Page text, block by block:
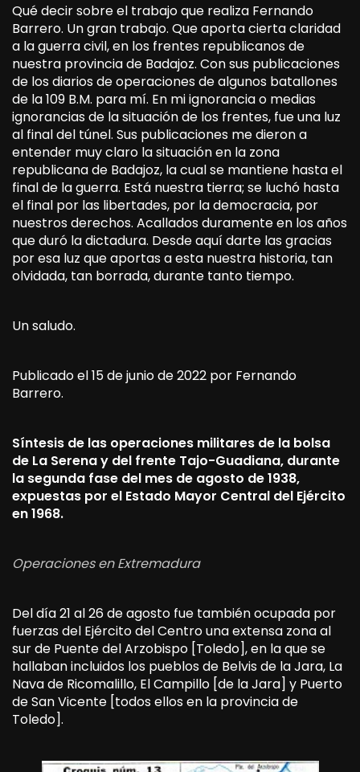
Qué decir sobre el trabajo que realiza Fernando
Barrero. Un gran trabajo. Que aporta cierta claridad
a la guerra civil, en los frentes republicanos de
nuestra provincia de Badajoz. Con sus publicaciones
de los diarios de operaciones de algunos batallones
de la 109 B.M. para mí. En mi ignorancia o medias
ignorancias de la situación de los frentes, fue una luz
al final del túnel. Sus publicaciones me dieron a
entender muy claro la situación en la zona
republicana de Badajoz, la cual se mantiene hasta el
final de la guerra. Está nuestra tierra; se luchó hasta
el final por las libertades, por la democracia, por
nuestros derechos. Acallados duramente en los años
que duró la dictadura. Desde aquí darte las gracias
por esa luz que aportas a esta nuestra historia, tan
olvidada, tan borrada, durante tanto tiempo.
Un saludo.
Publicado el 15 de junio de 2022 por Fernando
Barrero.
Síntesis de las operaciones militares de la bolsa
de La Serena y del frente Tajo-Guadiana, durante
la segunda fase del mes de agosto de 1938,
expuestas por el Estado Mayor Central del Ejército
en 1968.
Operaciones en Extremadura
Del día 21 al 26 de agosto fue también ocupada por
fuerzas del Ejército del Centro una extensa zona al
sur de Puente del Arzobispo [Toledo], en la que se
hallaban incluidos los pueblos de Belvis de la Jara, La
Nava de Ricomalillo, El Campillo [de la Jara] y Puerto
de San Vicente [todos ellos en la provincia de
Toledo].